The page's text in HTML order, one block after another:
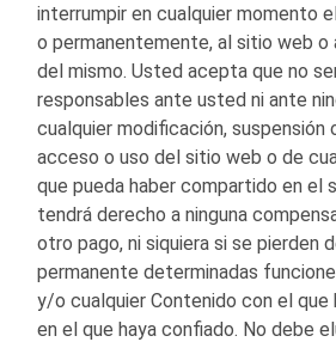
interrumpir en cualquier momento
o permanentemente, al sitio web o
del mismo. Usted acepta que no
responsables ante usted ni ante
cualquier modificación, suspensión
acceso o uso del sitio web o de
que pueda haber compartido en el
tendrá derecho a ninguna
otro pago, ni siquiera si se pierden
permanente determinadas
y/o cualquier Contenido con el que
en el que haya confiado. No debe